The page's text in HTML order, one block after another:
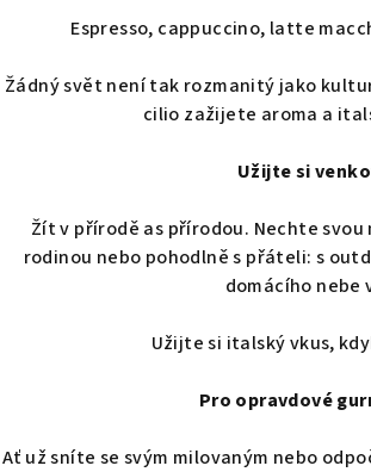
Espresso, cappuccino, latte
Žádný svět není tak rozmanitý jako
cilio zažijete aroma a
Užijte si
Žít v přírodě as přírodou. Nechte
rodinou nebo pohodlně s přáteli: s
domácího nebe
Užijte si italský vkus,
Pro opravdové
Ať už sníte se svým milovaným nebo